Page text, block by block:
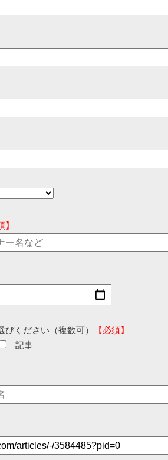
】
ください（複数可）
【必須】
記事